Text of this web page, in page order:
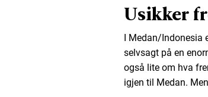
Usikker
I Medan/Indonesia
selvsagt på en
også lite om hva
igjen til Medan.